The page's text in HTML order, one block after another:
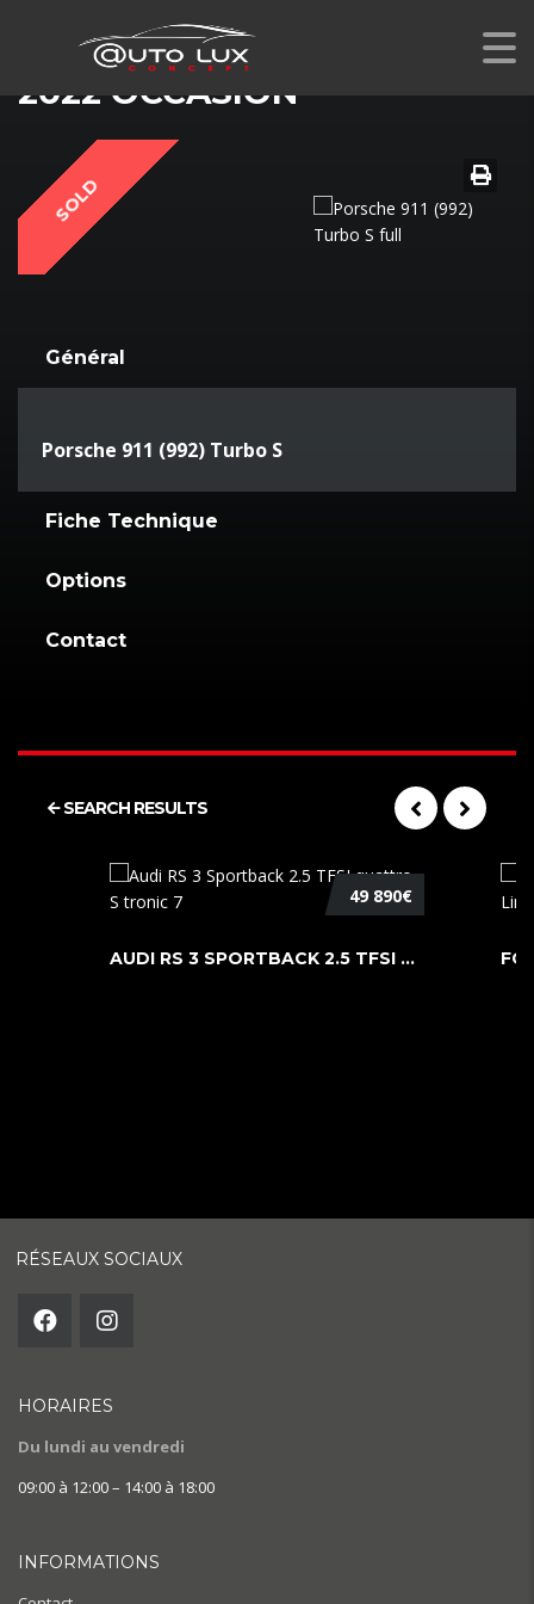
PORSCHE 911 (992) TURBO S
2022 OCCASION
SOLD
Général
Porsche 911 (992) Turbo S
Fiche Technique
Options
Contact
SEARCH RESULTS
49 890€
AUDI RS 3 SPORTBACK 2.5 TFSI QUATTR ...
RÉSEAUX SOCIAUX
HORAIRES
Du lundi au vendredi
09:00 à 12:00 – 14:00 à 18:00
INFORMATIONS